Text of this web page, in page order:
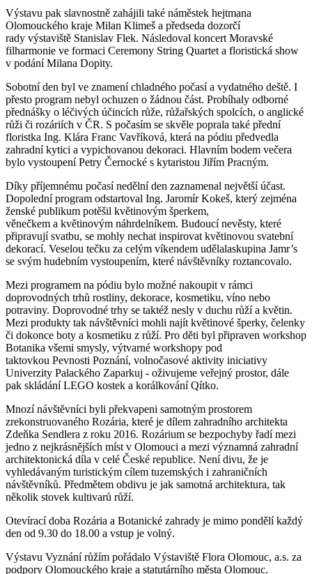
Výstavu pak slavnostně zahájili také náměstek hejtmana
Olomouckého kraje Milan Klimeš a předseda dozorčí
rady výstaviště Stanislav Flek. Následoval koncert Moravské
filharmonie ve formaci Ceremony String Quartet a floristická show
v podání Milana Dopity.
Sobotní den byl ve znamení chladného počasí a vydatného deště. I
přesto program nebyl ochuzen o žádnou část. Probíhaly odborné
přednášky o léčivých účincích růže, růžařských spolcích, o anglické
růži či rozáriích v ČR. S počasím se skvěle poprala také přední
floristka Ing. Klára Franc Vavříková, která na pódiu předvedla
zahradní kytici a vypichovanou dekoraci. Hlavním bodem večera
bylo vystoupení Petry Černocké s kytaristou Jiřím Pracným.
Díky příjemnému počasí nedělní den zaznamenal největší účast.
Dopolední program odstartoval Ing. Jaromír Kokeš, který zejména
ženské publikum potěšil květinovým šperkem,
věnečkem a květinovým náhrdelníkem. Budoucí nevěsty, které
připravují svatbu, se mohly nechat inspirovat květinovou svatební
dekorací. Veselou tečku za celým víkendem udělalaskupina Jamr’s
se svým hudebním vystoupením, které návštěvníky roztancovalo.
Mezi programem na pódiu bylo možné nakoupit v rámci
doprovodných trhů rostliny, dekorace, kosmetiku, víno nebo
potraviny. Doprovodné trhy se taktéž nesly v duchu růží a květin.
Mezi produkty tak návštěvníci mohli najít květinové šperky, čelenky
či dokonce boty a kosmetiku z růží. Pro děti byl připraven workshop
Botanika všemi smysly, výtvarné workshopy pod
taktovkou Pevnosti Poznání, volnočasové aktivity iniciativy
Univerzity Palackého Zaparkuj - oživujeme veřejný prostor, dále
pak skládání LEGO kostek a korálkování Qítko.
Mnozí návštěvníci byli překvapeni samotným prostorem
zrekonstruovaného Rozária, které je dílem zahradního architekta
Zdeňka Sendlera z roku 2016. Rozárium se bezpochyby řadí mezi
jedno z nejkrásnějších míst v Olomouci a mezi významná zahradní
architektonická díla v celé České republice. Není divu, že je
vyhledávaným turistickým cílem tuzemských i zahraničních
návštěvníků. Předmětem obdivu je jak samotná architektura, tak
několik stovek kultivarů růží.
Otevírací doba Rozária a Botanické zahrady je mimo pondělí každý
den od 9.30 do 18.00 a vstup je volný.
Výstavu Vyznání růžím pořádalo Výstaviště Flora Olomouc, a.s. za
podpory Olomouckého kraje a statutárního města Olomouc.